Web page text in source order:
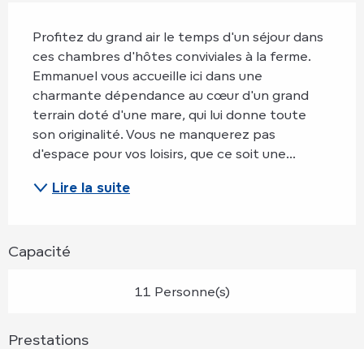
Profitez du grand air le temps d'un séjour dans
ces chambres d'hôtes conviviales à la ferme.
Emmanuel vous accueille ici dans une
charmante dépendance au cœur d'un grand
terrain doté d'une mare, qui lui donne toute
son originalité. Vous ne manquerez pas
d'espace pour vos loisirs, que ce soit une...
Lire la suite
Capacité
11 Personne(s)
Prestations